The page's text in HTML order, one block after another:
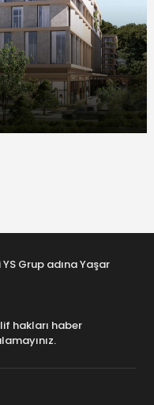
Grup adına Yaşar
hakları haber